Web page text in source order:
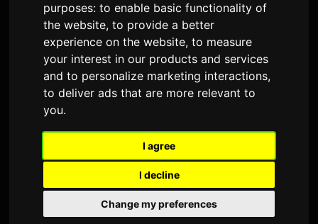
purposes:to enable basic functionality of
the website,to provide a better
experience on the website,to measure
your interest in our products and services
and to personalize marketing interactions,
to deliver ads that are more relevant to
you.
I agree
I decline
Change my preferences
ClariS 'Oni no Hanayome'
animasyony üçin 'Hitokoto'
atly täze aýdymyny çykardy
ClariS 'Hitokoto' atly täze aýdymyny çykardy. Bu
aýdym, iýul 4-de premyerasy bolan 'Oni no